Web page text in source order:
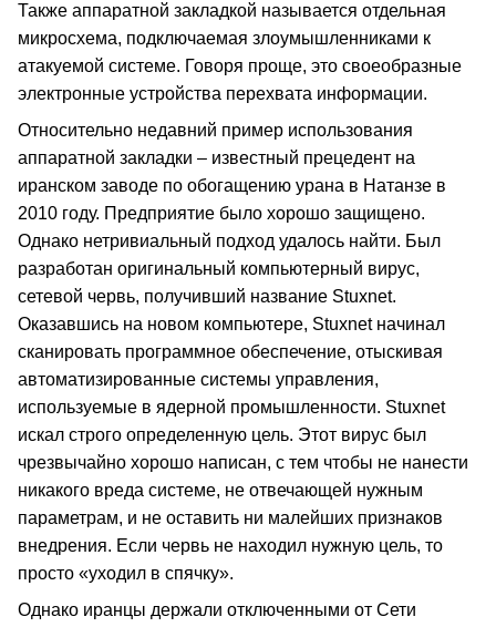
Также аппаратной закладкой называется отдельная
микросхема, подключаемая злоумышленниками к
атакуемой системе. Говоря проще, это своеобразные
электронные устройства перехвата информации.
Относительно недавний пример использования
аппаратной закладки – известный прецедент на
иранском заводе по обогащению урана в Натанзе в
2010 году. Предприятие было хорошо защищено.
Однако нетривиальный подход удалось найти. Был
разработан оригинальный компьютерный вирус,
сетевой червь, получивший название Stuxnet.
Оказавшись на новом компьютере, Stuxnet начинал
сканировать программное обеспечение, отыскивая
автоматизированные системы управления,
используемые в ядерной промышленности. Stuxnet
искал строго определенную цель. Этот вирус был
чрезвычайно хорошо написан, с тем чтобы не нанести
никакого вреда системе, не отвечающей нужным
параметрам, и не оставить ни малейших признаков
внедрения. Если червь не находил нужную цель, то
просто «уходил в спячку».
Однако иранцы держали отключенными от Сети